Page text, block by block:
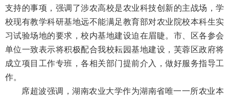
支持的事项，强调了涉农高校是农业科技创新的主战场，学
校现有教学科研基地远不能满足教育部对农业院校本科生实
习试验场地的要求，校内基地建设迫在眉睫。 市、区各参会
单位一致表示将积极配合我校耘园基地建设，芙蓉区政府将
成立项目工作专班，各相关部门提前介入，做好服务指导工
作。
席超波强调 ，湖南农业大学作为湖南省唯一一所农业本